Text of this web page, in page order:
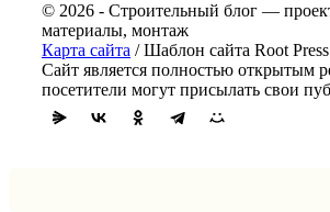
© 2026 - Строительный блог —
материалы, монтаж
Карта сайта / Шаблон сайта Root
Сайт является полностью открытым
посетители могут присылать свои